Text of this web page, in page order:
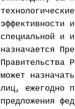
эффективности
специальной и
назначается
Правительства
может
лиц, ежегодно
предложения